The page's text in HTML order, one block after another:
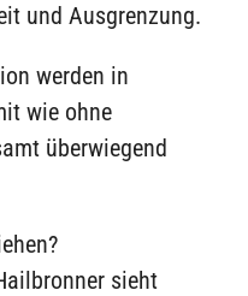
und Ausgrenzung.
werden in
wie ohne
überwiegend
sieht